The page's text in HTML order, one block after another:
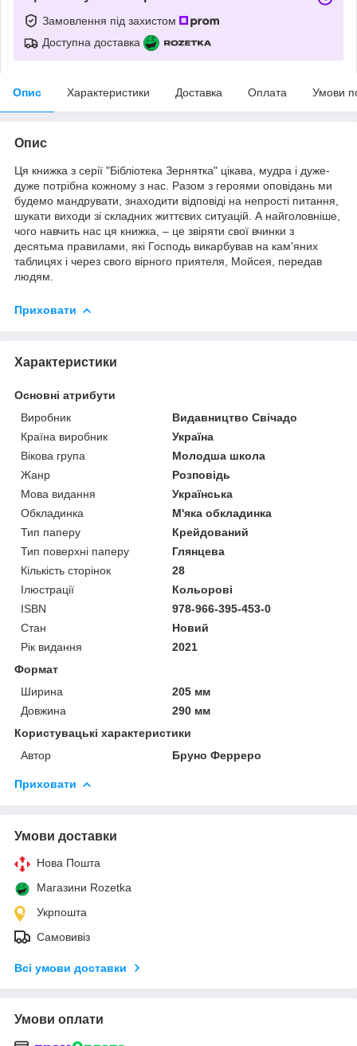
Замовлення під захистом
Доступна доставка
Опис Характеристики Доставка Оплата Умови
Опис
Ця книжка з серії "Бібліотека Зернятка" цікава, мудра і дуже-
дуже потрібна кожному з нас. Разом з героями оповідань ми
будемо мандрувати, знаходити відповіді на непрості питання,
шукати виходи зі складних життєвих ситуацій. А найголовніше,
чого навчить нас ця книжка, – це звіряти свої вчинки з
десятьма правилами, які Господь викарбував на кам'яних
таблицях і через свого вірного приятеля, Мойсея, передав
людям.
Приховати
Характеристики
Основні атрибути
Виробник
Видавництво Свічадо
Країна виробник
Україна
Вікова група
Молодша школа
Жанр
Розповідь
Мова видання
Українська
Обкладинка
М'яка обкладинка
Тип паперу
Крейдований
Тип поверхні паперу
Глянцева
Кількість сторінок
28
Ілюстрації
Кольорові
ISBN
978-966-395-453-0
Стан
Новий
Рік видання
2021
Формат
Ширина
205 мм
Довжина
290 мм
Користувацькi характеристики
Автор
Бруно Ферреро
Приховати
Умови доставки
Нова Пошта
Магазини Rozetka
Укрпошта
Самовивіз
Всі умови доставки
Умови оплати